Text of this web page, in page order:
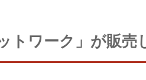
トワーク」が販売